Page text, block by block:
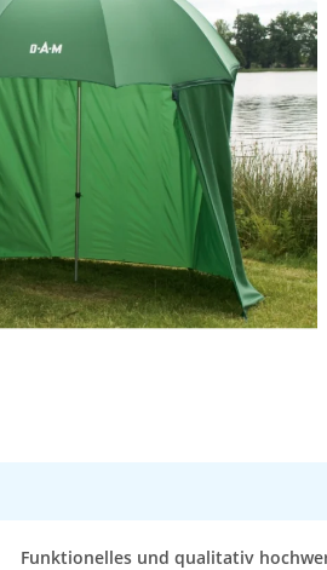
Funktionelles und qualitativ